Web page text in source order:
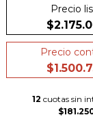
Con
Precio
Precio
12 cuotas sin